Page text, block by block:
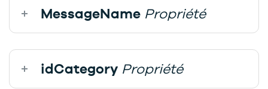
MessageName Propriété
idCategory Propriété